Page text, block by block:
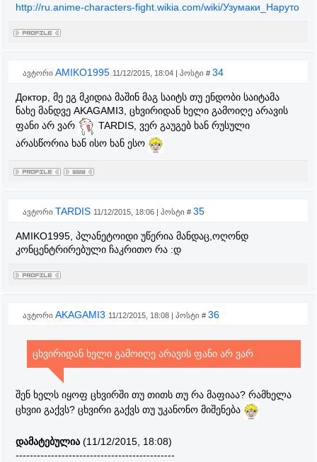
http://ru.anime-characters-fight.wikia.com/wiki/Узумаки_Наруто
ავტორი AMIKO1995 11/12/2015, 18:04 | პოსტი # 34
Доктор, მე ეგ მკიდია მაშინ მაგ საიტს თუ ენდობი საიტამა
ნახე მანდვე AKAGAMI3, ცხვირიდან ხელი გამოიღე არავის
ფანი არ ვარ
TARDIS, ვერ გაუგებ ხან რუსული
არასწორია ხან ისო ხან ესო
ავტორი TARDIS 11/12/2015, 18:06 | პოსტი # 35
AMIKO1995, პლანეტოიდი უწერია მანდაც,ოღონდ
კონცენტრირებული ჩაკრითო რა :დ
ავტორი AKAGAMI3 11/12/2015, 18:08 | პოსტი # 36
ცხვირიდან ხელი გამოიღე არავის ფანი არ ვარ
შენ ხელს იყოფ ცხვირში თუ თითს თუ რა მაფიაა? რამხელა
ცხვიი გაქვს? ცხვირი გაქვს თუ უკანონო მიშენება
დამატებულია (11/12/2015, 18:08)
---------------------------------------------